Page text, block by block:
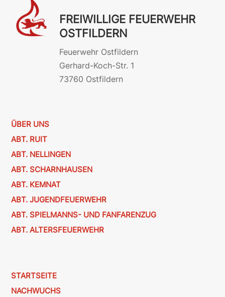
FREIWILLIGE FEUERWEHR
OSTFILDERN
Feuerwehr Ostfildern
Gerhard-Koch-Str. 1
73760 Ostfildern
ÜBER UNS
ABT. RUIT
ABT. NELLINGEN
ABT. SCHARNHAUSEN
ABT. KEMNAT
ABT. JUGENDFEUERWEHR
ABT. SPIELMANNS- UND FANFARENZUG
ABT. ALTERSFEUERWEHR
STARTSEITE
NACHWUCHS